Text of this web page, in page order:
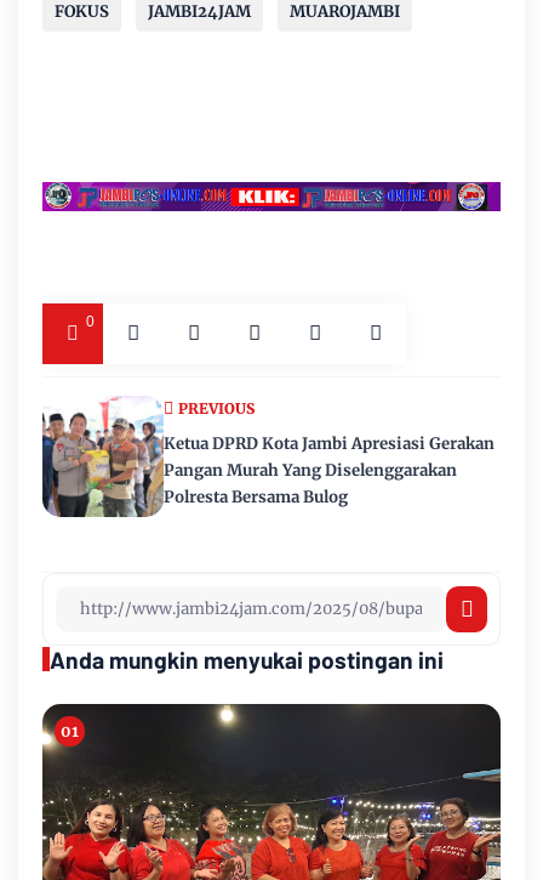
FOKUS JAMBI24JAM MUAROJAMBI
0
PREVIOUS
Ketua DPRD Kota Jambi Apresiasi Gerakan
Pangan Murah Yang Diselenggarakan
Polresta Bersama Bulog
Anda mungkin menyukai postingan ini